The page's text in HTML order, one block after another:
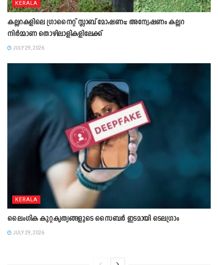
KERALA
കല്ലറകളിലെ ഗ്രാനൈറ്റ് സ്ലാബ് മോഷണം; അന്വേഷണം കല്ലറ
നിർമ്മാണ തൊഴിലാളികളിലേക്ക്
JULY 29, 2026
KERALA
ലൈംഗിക കുറ്റകൃത്യങ്ങളുടെ സൈബർ ഇടമായി ടെലഗ്രാം
JULY 29, 2026